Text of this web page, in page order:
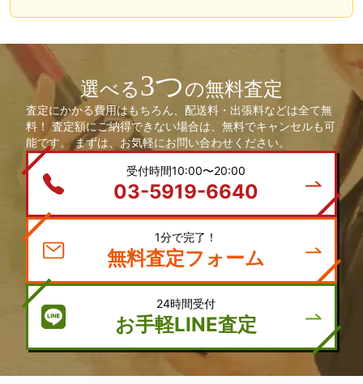
選べる3つの無料査定
査定にかかる費用はもちろん、配送料・出張料などは全て無
料！ 査定額にご納得できない場合は、無料でキャンセルも可
能です。 まずは、お気軽にお問い合わせください。
受付時間10:00〜20:00
03-5919-6640
1分で完了！
無料査定フォーム
24時間受付
お手軽LINE査定